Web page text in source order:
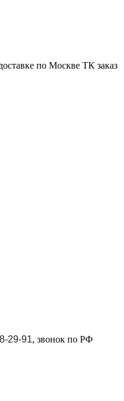
по Москве ТК заказ
29-91, звонок по РФ